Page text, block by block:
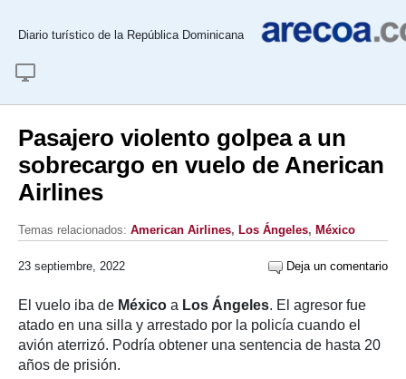
Diario turístico de la República Dominicana
Pasajero violento golpea a un
sobrecargo en vuelo de Anerican
Airlines
Temas relacionados: American Airlines, Los Ángeles, México
23 septiembre, 2022 Deja un comentario
El vuelo iba de México a Los Ángeles. El agresor fue
atado en una silla y arrestado por la policía cuando el
avión aterrizó. Podría obtener una sentencia de hasta 20
años de prisión.